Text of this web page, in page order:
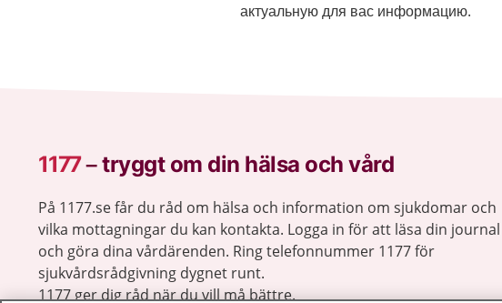
актуальную для вас информацию.
1177–tryggt om din hälsa och vård
På 1177.se får du råd om hälsa och information om sjukdomar och
vilka mottagningar du kan kontakta. Logga in för att läsa din journal
och göra dina vårdärenden. Ring telefonnummer 1177 för
sjukvårdsrådgivning dygnet runt.
1177 ger dig råd när du vill må bättre.